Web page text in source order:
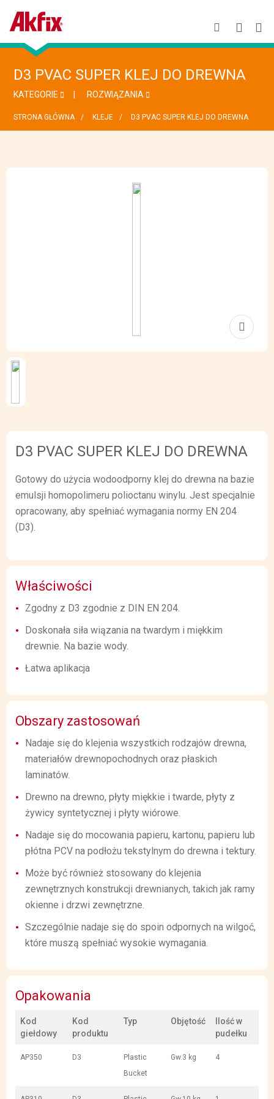
D3 PVAC SUPER KLEJ DO DREWNA
KATEGORIE ROZWIĄZANIA
STRONA GŁÓWNA KLEJE D3 PVAC SUPER KLEJ DO DREWNA
D3 PVAC SUPER KLEJ DO DREWNA
Gotowy do użycia wodoodporny klej do drewna na bazie
emulsji homopolimeru polioctanu winylu. Jest specjalnie
opracowany, aby spełniać wymagania normy EN 204
(D3).
Właściwości
Zgodny z D3 zgodnie z DIN EN 204.
Doskonała siła wiązania na twardym i miękkim
drewnie. Na bazie wody.
Łatwa aplikacja
Obszary zastosowań
Nadaje się do klejenia wszystkich rodzajów drewna,
materiałów drewnopochodnych oraz płaskich
laminatów.
Drewno na drewno, płyty miękkie i twarde, płyty z
żywicy syntetycznej i płyty wiórowe.
Nadaje się do mocowania papieru, kartonu, papieru lub
płótna PCV na podłożu tekstylnym do drewna i tektury.
Może być również stosowany do klejenia
zewnętrznych konstrukcji drewnianych, takich jak ramy
okienne i drzwi zewnętrzne.
Szczególnie nadaje się do spoin odpornych na wilgoć,
które muszą spełniać wysokie wymagania.
Opakowania
Kod
giełdowy
Kod
produktu
Typ Objętość
Ilość w
pudełku
AP350 D3
Plastic
Bucket
Gw.3 kg 4